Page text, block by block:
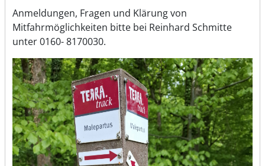
Anmeldungen, Fragen und Klärung von
Mitfahrmöglichkeiten bitte bei Reinhard Schmitte
unter 0160- 8170030.